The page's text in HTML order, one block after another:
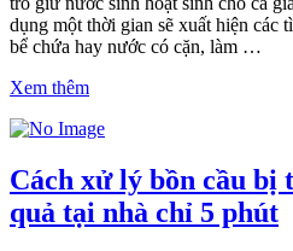
dụng một thời gian sẽ xuất hiện các
bể chứa hay nước có cặn, làm …
Xem thêm
Cách xử lý bồn cầu bị
quả tại nhà chỉ 5 phút